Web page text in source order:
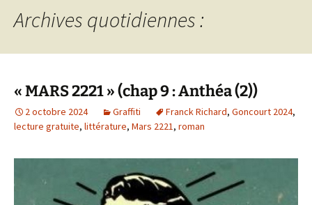
Archives quotidiennes :
« MARS 2221 » (chap 9 : Anthéa (2))
2 octobre 2024 Graffiti Franck Richard, Goncourt 2024,
lecture gratuite, littérature, Mars 2221, roman